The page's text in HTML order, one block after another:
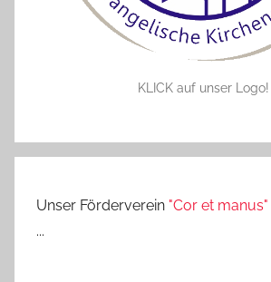
KLICK auf unser Logo!
Unser Förderverein "Cor et manus"
...